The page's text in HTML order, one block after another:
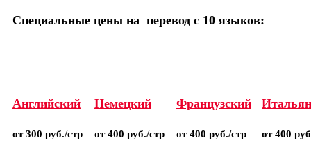
Специальные цены на перевод с 10 языков:
Английский
от 300 руб./стр
Немецкий
от 400 руб./стр
Французский
от 400 руб./стр от 400